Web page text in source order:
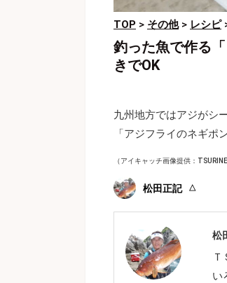
TOP > その他> レシピ
釣った魚で作る
きでOK
九州地方ではアジがシ
「アジフライのネギポ
（アイキャッチ画像提供：
松田正記
松
い